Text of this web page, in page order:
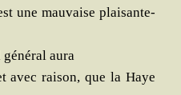
une mau­vaise plai­san­te­
aura
avec rai­son, que la Haye